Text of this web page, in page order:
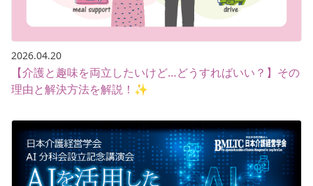
2026.04.20
【介護と趣味を両立したいけど…どうすればいい？】その
理由と解決方法を解説！✨